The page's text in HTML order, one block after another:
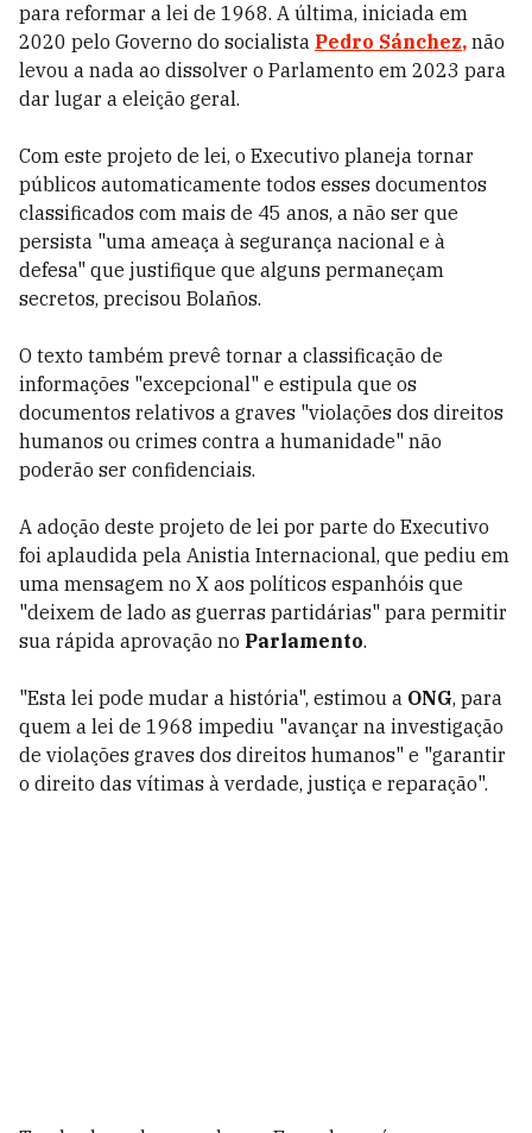
para reformar a lei de 1968. A última, iniciada em
2020 pelo Governo do socialista Pedro Sánchez, não
levou a nada ao dissolver o Parlamento em 2023 para
dar lugar a eleição geral.
Com este projeto de lei, o Executivo planeja tornar
públicos automaticamente todos esses documentos
classificados com mais de 45 anos, a não ser que
persista "uma ameaça à segurança nacional e à
defesa" que justifique que alguns permaneçam
secretos, precisou Bolaños.
O texto também prevê tornar a classificação de
informações "excepcional" e estipula que os
documentos relativos a graves "violações dos direitos
humanos ou crimes contra a humanidade" não
poderão ser confidenciais.
A adoção deste projeto de lei por parte do Executivo
foi aplaudida pela Anistia Internacional, que pediu em
uma mensagem no X aos políticos espanhóis que
"deixem de lado as guerras partidárias" para permitir
sua rápida aprovação no Parlamento.
"Esta lei pode mudar a história", estimou a ONG, para
quem a lei de 1968 impediu "avançar na investigação
de violações graves dos direitos humanos" e "garantir
o direito das vítimas à verdade, justiça e reparação".